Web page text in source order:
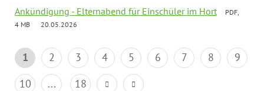
Ankündigung - Elternabend für Einschüler im Hort
PDF,
4 MB
20.05.2026
1 2 3 4 5 6 7 8
9
10
... 18